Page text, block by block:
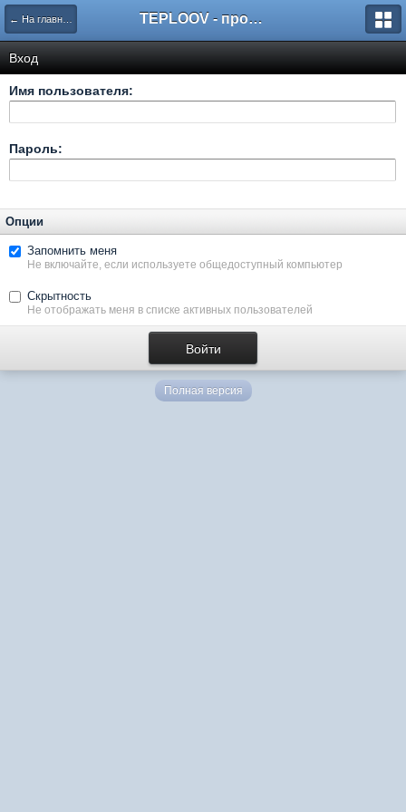
← На главную TEPLOOV - программный комплекс для расчёта систем отопления и вентиляции
Вход
Имя пользователя:
Пароль:
Опции
Запомнить меня
Не включайте, если используете общедоступный компьютер
Скрытность
Не отображать меня в списке активных пользователей
Полная версия